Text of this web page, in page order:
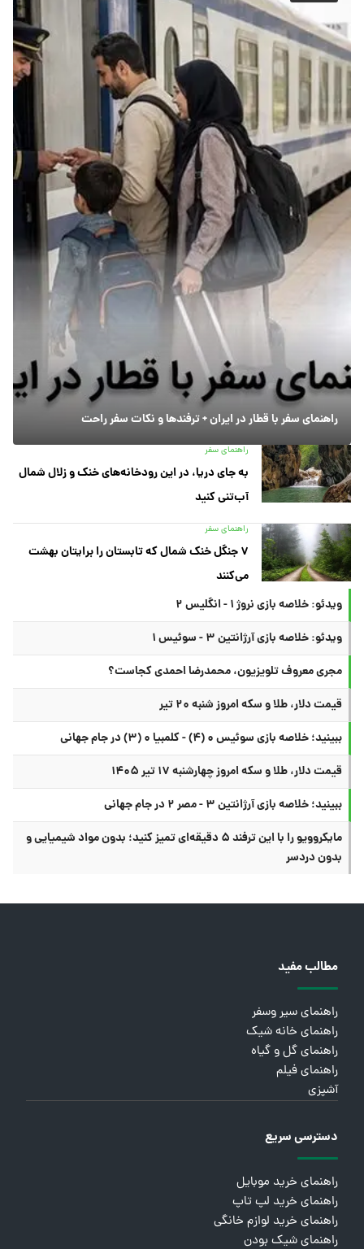
راهنمای سفر با قطار در ایران + ترفندها و نکات سفر راحت
راهنمای سفر
به جای دریا، در این رودخانه‌های خنک و زلال شمال
آب‌تنی کنید
راهنمای سفر
۷ جنگل خنک شمال که تابستان را برایتان بهشت
می‌کنند
ویدئو: خلاصه بازی نروژ ۱ - انگلیس ۲
ویدئو: خلاصه بازی آرژانتین ۳ - سوئیس ۱
مجری معروف تلویزیون، محمدرضا احمدی کجاست؟
قیمت دلار، طلا و سکه امروز شنبه ۲۰ تیر
ببینید؛ خلاصه بازی سوئیس ۰ (۴) - کلمبیا ۰ (۳) در جام جهانی
قیمت دلار، طلا و سکه امروز چهارشنبه ۱۷ تیر ۱۴۰۵
ببینید؛ خلاصه بازی آرژانتین ۳ - مصر ۲ در جام جهانی
مایکروویو را با این ترفند ۵ دقیقه‌ای تمیز کنید؛ بدون مواد شیمیایی و
بدون دردسر
مطالب مفید
راهنمای سیر وسفر
راهنمای خانه شیک
راهنمای گل و گیاه
راهنمای فیلم
آشپزی
دسترسی سریع
راهنمای خرید موبایل
راهنمای خرید لپ تاپ
راهنمای خرید لوازم خانگی
راهنمای شیک بودن